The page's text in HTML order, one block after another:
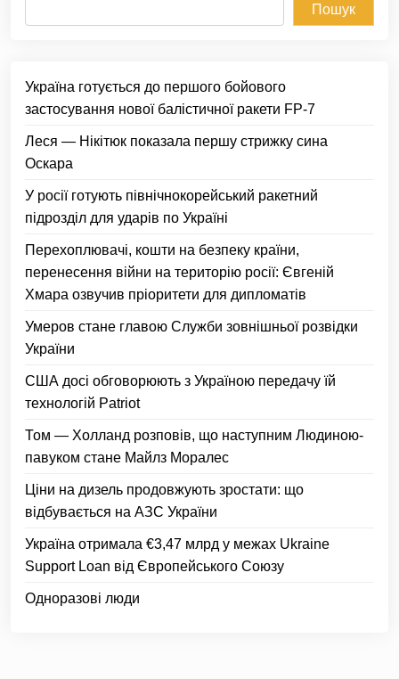
Пошук
Україна готується до першого бойового
застосування нової балістичної ракети FP-7
Леся — Нікітюк показала першу стрижку сина
Оскара
У росії готують північнокорейський ракетний
підрозділ для ударів по Україні
Перехоплювачі, кошти на безпеку країни,
перенесення війни на територію росії: Євгеній
Хмара озвучив пріоритети для дипломатів
Умеров стане главою Служби зовнішньої розвідки
України
США досі обговорюють з Україною передачу їй
технологій Patriot
Том — Холланд розповів, що наступним Людиною-
павуком стане Майлз Моралес
Ціни на дизель продовжують зростати: що
відбувається на АЗС України
Україна отримала €3,47 млрд у межах Ukraine
Support Loan від Європейського Союзу
Одноразові люди